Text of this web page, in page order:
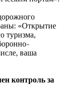
«Открытие
туризма,
–
ваша
контроль за